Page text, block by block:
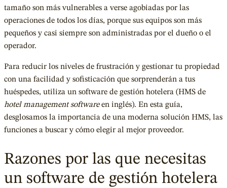
tamaño son más vulnerables a verse agobiadas por las
operaciones de todos los días, porque sus equipos son más
pequeños y casi siempre son administradas por el dueño o el
operador.
Para reducir los niveles de frustración y gestionar tu propiedad
con una facilidad y sofisticación que sorprenderán a tus
huéspedes, utiliza un software de gestión hotelera (HMS de
hotel management softwareen inglés). En esta guía,
desglosamos la importancia de una moderna solución HMS, las
funciones a buscar y cómo elegir al mejor proveedor.
Razones por las que necesitas
un software de gestión hotelera